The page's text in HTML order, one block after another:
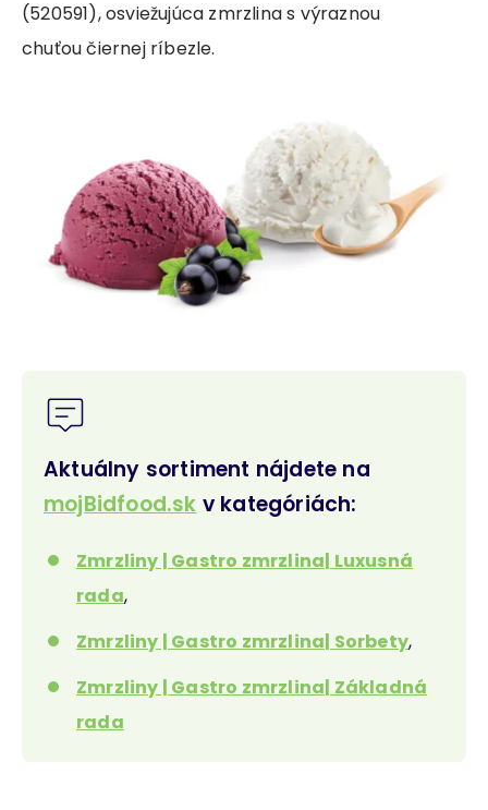
(520591), osviežujúca zmrzlina s výraznou
chuťou čiernej ríbezle.
Aktuálny sortiment nájdete na
mojBidfood.sk v kategóriách:
Zmrzliny | Gastro zmrzlina| Luxusná
rada,
Zmrzliny | Gastro zmrzlina| Sorbety,
Zmrzliny | Gastro zmrzlina| Základná
rada